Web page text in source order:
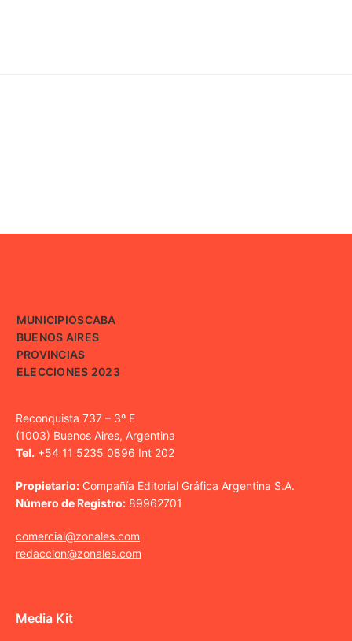
MUNICIPIOSCABA
BUENOS AIRES
PROVINCIAS
ELECCIONES 2023
Reconquista 737 – 3º E
(1003) Buenos Aires, Argentina
Tel. +54 11 5235 0896 Int 202
Propietario: Compañía Editorial Gráfica Argentina S.A.
Número de Registro: 89962701
comercial@zonales.com
redaccion@zonales.com
Media Kit